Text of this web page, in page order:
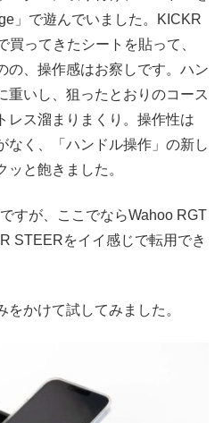
」で遊んでいました。KICKR
ってきたシートを貼って、
の、操作感はお察しです。ハン
重いし、狙ったとおりのコース
レス溜まりまくり。操作性は
なく、「ハンドル操作」の新し
ッと飽きました。
すが、ここでならWahoo RGT
STEERをイイ感じで転用でき
かけて試してみました。